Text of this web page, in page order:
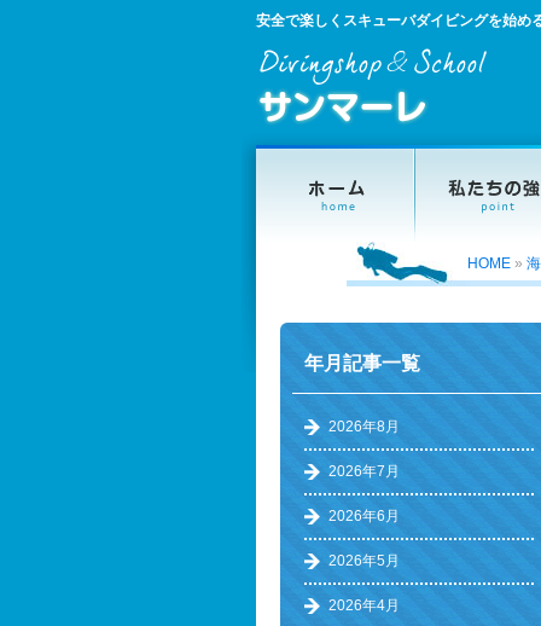
安全で楽しくスキューバダイビングを始め
HOME »
年月記事一覧
2026年8月
2026年7月
2026年6月
2026年5月
2026年4月